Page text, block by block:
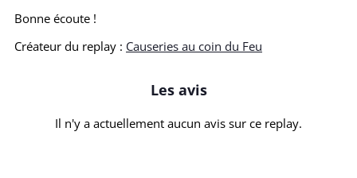
Bonne écoute !
Créateur du replay : Causeries au coin du Feu
Les avis
Il n'y a actuellement aucun avis sur ce replay.